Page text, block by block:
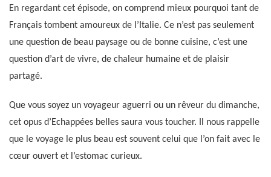
En regardant cet épisode, on comprend mieux pourquoi tant de
Français tombent amoureux de l’Italie. Ce n’est pas seulement
une question de beau paysage ou de bonne cuisine, c’est une
question d’art de vivre, de chaleur humaine et de plaisir
partagé.
Que vous soyez un voyageur aguerri ou un rêveur du dimanche,
cet opus d’Echappées belles saura vous toucher. Il nous rappelle
que le voyage le plus beau est souvent celui que l’on fait avec le
cœur ouvert et l’estomac curieux.